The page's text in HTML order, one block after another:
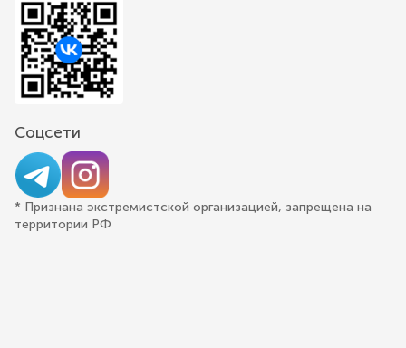
Соцсети
* Признана экстремистской организацией, запрещена на
территории РФ